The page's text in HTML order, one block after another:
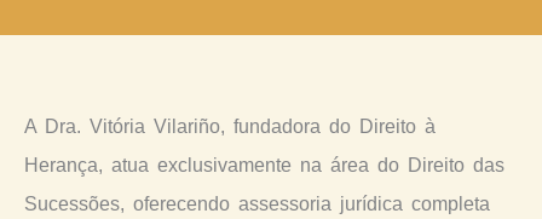
A Dra. Vitória Vilariño, fundadora do Direito à
Herança, atua exclusivamente na área do Direito das
Sucessões, oferecendo assessoria jurídica completa